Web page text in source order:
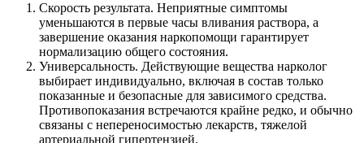
Скорость результата. Неприятные симптомы
уменьшаются в первые часы вливания раствора, а
завершение оказания наркопомощи гарантирует
нормализацию общего состояния.
Универсальность. Действующие вещества нарколог
выбирает индивидуально, включая в состав только
показанные и безопасные для зависимого средства.
Противопоказания встречаются крайне редко, и обычно
связаны с непереносимостью лекарств, тяжелой
артериальной гипертензией.